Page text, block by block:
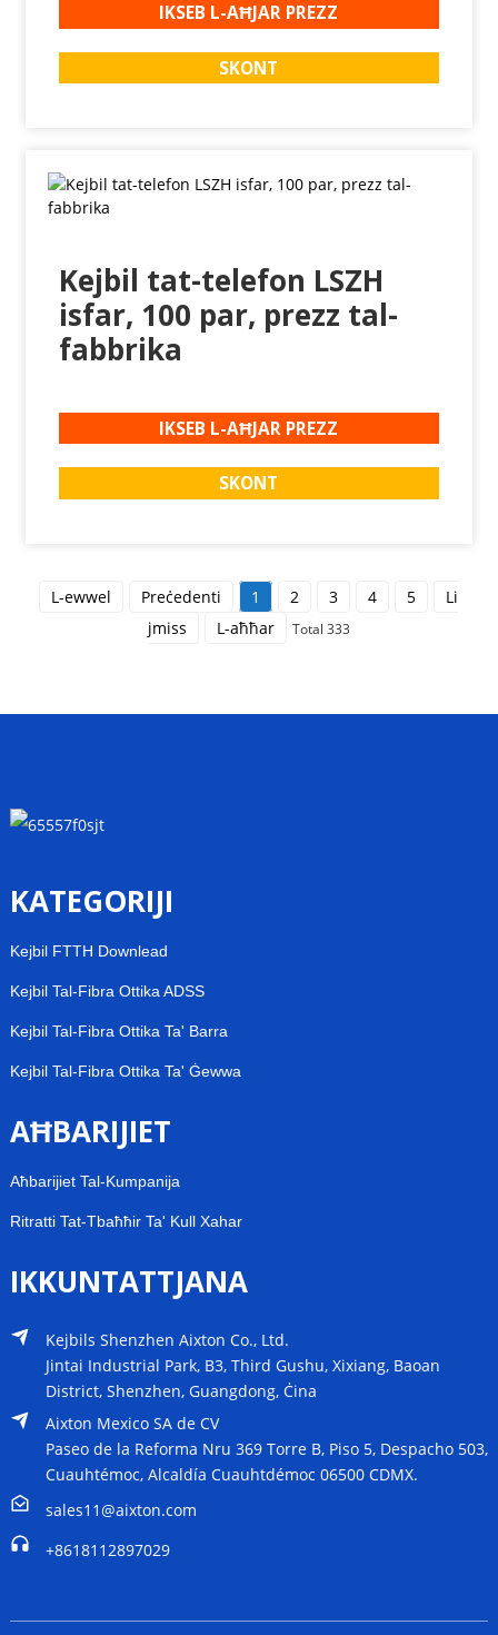
IKSEB L-AĦJAR PREZZ
SKONT
Kejbil tat-telefon LSZH
isfar, 100 par, prezz tal-
fabbrika
IKSEB L-AĦJAR PREZZ
SKONT
L-ewwel Preċedenti 1 2 3 4 5
Li
jmiss
L-aħħar Total 333
KATEGORIJI
Kejbil FTTH Downlead
Kejbil Tal-Fibra Ottika ADSS
Kejbil Tal-Fibra Ottika Ta' Barra
Kejbil Tal-Fibra Ottika Ta' Ġewwa
AĦBARIJIET
Aħbarijiet Tal-Kumpanija
Ritratti Tat-Tbaħħir Ta' Kull Xahar
IKKUNTATTJANA
Kejbils Shenzhen Aixton Co., Ltd.
Jintai Industrial Park, B3, Third Gushu, Xixiang, Baoan
District, Shenzhen, Guangdong, Ċina
Aixton Mexico SA de CV
Paseo de la Reforma Nru 369 Torre B, Piso 5, Despacho 503,
Cuauhtémoc, Alcaldía Cuauhtdémoc 06500 CDMX.
sales11@aixton.com
+8618112897029